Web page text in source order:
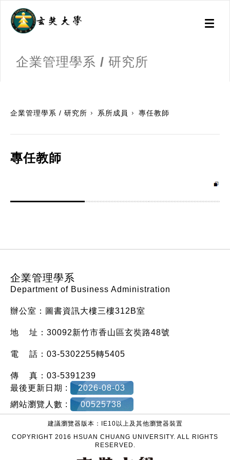
Toggle
企業管理學系 / 研究所
企業管理學系 / 研究所 系所成員 專任教師
專任教師
企業管理學系
Department of Business Administration
辦公室：圖書資訊大樓三樓312B室
地 址：30092新竹市香山區玄奘路48號
電 話：03-5302255轉5405
傳 真：03-5391239
最後更新日期 :
2026-08-03
網站瀏覽人數 :
00525738
建議瀏覽器版本：IE10以上及其他瀏覽器裝置
COPYRIGHT 2016 HSUAN CHUANG UNIVERSITY. ALL RIGHTS
RESERVED.